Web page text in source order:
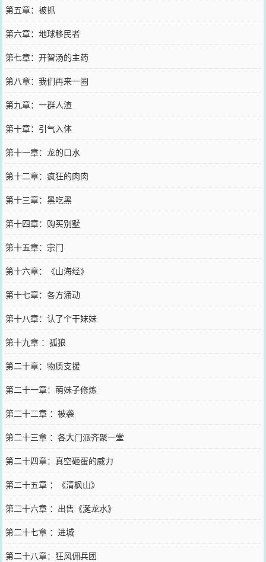
第五章：被抓
第六章：地球移民者
第七章：开智汤的主药
第八章：我们再来一圈
第九章：一群人渣
第十章：引气入体
第十一章：龙的口水
第十二章：疯狂的肉肉
第十三章：黑吃黑
第十四章：购买别墅
第十五章：宗门
第十六章：《山海经》
第十七章：各方涌动
第十八章：认了个干妹妹
第十九章 ：孤狼
第二十章：物质支援
第二十一章：萌妹子修炼
第二十二章 ：被袭
第二十三章 ：各大门派齐聚一堂
第二十四章：真空砸蛋的威力
第二十五章 ：《清枫山》
第二十六章 ：出售《涎龙水》
第二十七章 ：进城
第二十八章：狂风佣兵团